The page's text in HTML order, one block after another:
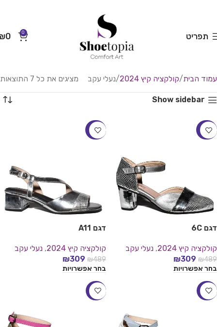
תפריט 0
0
עמוד הבית קולקציה קיץ 2024 נעלי עקב מציגים את כל ⁦7⁩ התוצאות
Show sidebar
-37%
דגם 6C
קולקציה קיץ 2024 , נעלי עקב
₪489
₪309
בחר אפשרויות
-37%
דגם A11
קולקציה קיץ 2024 , נעלי עקב
₪489
₪309
בחר אפשרויות
-28%
-28%